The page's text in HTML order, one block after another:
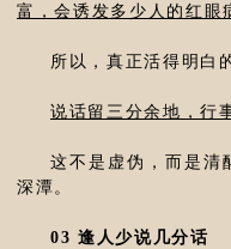
富，会诱发多少人的红眼
所以，真正活得明白
说话留三分余地，行
这不是虚伪，而是
深潭。
03 逢人少说几分话